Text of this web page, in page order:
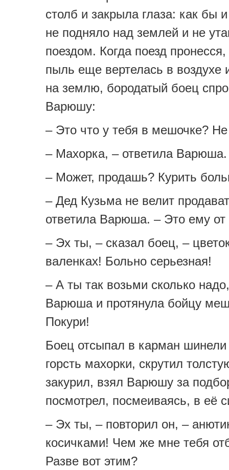
столб и закрыла глаза: как бы
не подняло над землей и не
поездом. Когда поезд
пыль еще вертелась в воздухе
на землю, бородатый боец
Варюшу:
– Это что у тебя в мешочке?
– Махорка, – ответила Варюша.
– Может, продашь? Курить
– Дед Кузьма не велит
ответила Варюша. – Это ему
– Эх ты, – сказал боец, –
валенках! Больно серьезная!
– А ты так возьми сколько
Варюша и протянула бойцу
Покури!
Боец отсыпал в карман
горсть махорки, скрутил
закурил, взял Варюшу за
посмотрел, посмеиваясь, в её
– Эх ты, – повторил он, –
косичками! Чем же мне тебя
Разве вот этим?